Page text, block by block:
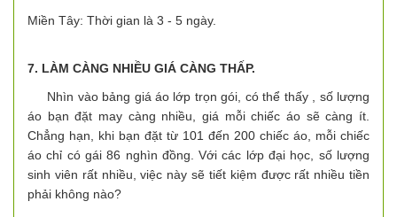
Miền Tây: Thời gian là 3 - 5 ngày.
7. LÀM CÀNG NHIỀU GIÁ CÀNG THẤP.
Nhìn vào bảng giá áo lớp trọn gói, có thể thấy , số lượng
áo bạn đặt may càng nhiều, giá mỗi chiếc áo sẽ càng ít.
Chẳng hạn, khi bạn đặt từ 101 đến 200 chiếc áo, mỗi chiếc
áo chỉ có gái 86 nghìn đồng. Với các lớp đại học, số lượng
sinh viên rất nhiều, việc này sẽ tiết kiệm được rất nhiều tiền
phải không nào?